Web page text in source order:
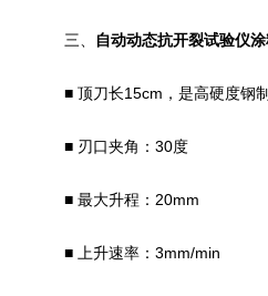
三、 自动动态抗开裂试验仪
■ 顶刀长15cm，是高硬度钢
■ 刃口夹角：30度
■ 最大升程：20mm
■ 上升速率：3mm/min